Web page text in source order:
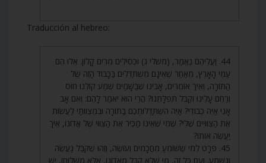
Traducción al hebreo:
44. וַעֲלֵיהֶם נֶאֱמַר, (משלי ג) וּכְסִילִים מֵרִים קָלוֹן. אֵלּוּ הֵם
עַמֵּי הָאָרֶץ, מֵאַחַר שֶׁאֵינָם מִשְׁתַּדְּלִים בַּכָּבוֹד הַזֶה שֶׁל
הַתּוֹרָה, וְאֵיךְ אוֹמְרִים, אָבִינוּ שֶׁבַּשָּׁמַיִם שְׁמַע קוֹלֵנוּ חוּס
וְרַחֵם עָלֵינוּ וְקַבֵּל תְּפִלָּתֵנוּ? הֲרֵי הוּא יֹאמַר לָהֶם: וְאִם אָב
אָנִי אַיֵּה כְבוֹדִי? אַיֵּה הִשְׁתַּדְּלוּתְכֶם בַּתּוֹרָה וּבְמִצְווֹתַי לַעֲשׂוֹת
אֶת הַצִּוּוּיִים שֶׁלִּי? שֶׁמִּי שֶׁאֵינוֹ מַכִּיר אֶת הַצִּוּוּי שֶׁל אֲדוֹנוֹ, אֵיךְ
יַעֲשֶׂה אוֹתוֹ?
45. פְּרָט לְמִי שֶׁשּׁוֹמֵעַ מֵחֲכָמִים וְעוֹשֶׂה, וְזֶהוּ שֶׁקִּבֵּל נַעֲשֶׂה
וְנִשְׁמָע. וְעִם כָּל זֶה, מִי שֶׁלֹּא קִבֵּל מֵאֲדוֹנוֹ, אֶלָּא מִשְּׁלוּחוֹ, יֵשׁ